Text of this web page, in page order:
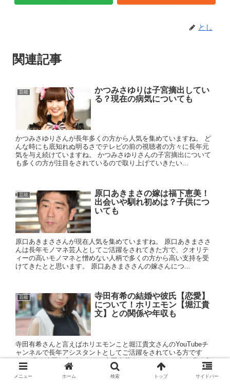
とし
関連記事
芸能
かつみさゆりは子宮摘出してい
る？現在の病気についても
かつみさゆりさんが長年多くの方から人気を集めていますね。 ど
んな時にも底知れぬ明るさでテレビの前の視聴者の方々に長年元
気を与え続けていますね。 かつみさゆりさんの子宮摘出について
も多くの方が注目をされているので取り上げていきたい...
芸能
原口あきまさの嫁は福下恵美！
出会いや馴れ初めは？子供につ
いても
原口あきまささんが現在人気を集めていますね。 原口あきまささ
んは長年モノマネ芸人としてご活躍をされてきた方で、クオリテ
ィーの高いモノマネと憎めない人柄で多くの方から高い支持を受
けてきたとと思います。 原口あきまささんの嫁さんにつ...
芸能
寺田有希の結婚や彼氏【恋愛】
について！ホリエモン【堀江貴
文】との関係や年収も
寺田有希さんと言えばホリエモンこと堀江貴文さんのYouTubeチ
ャンネルで長年アシスタントとしてご活躍をされている方です
ね。 凄く綺麗な方ですので、寺田有希さんのファンの方も凄く多
いようです。 寺田有希さんの結婚や彼氏や堀江貴文...
メニュー ホーム 検索 トップ サイドバー